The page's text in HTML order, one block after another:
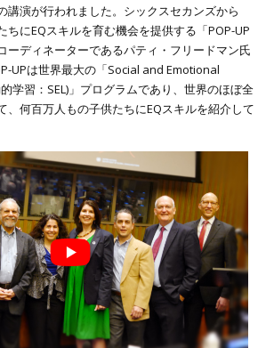
講演が行われました。シックスセカンズから
ちにEQスキルを育む機会を提供する「POP-UP
ーディネーターであるパティ・フリードマン氏
UPは世界最大の「Social and Emotional
学習：SEL)」プログラムであり、世界のほぼ全
、何百万人もの子供たちにEQスキルを紹介して